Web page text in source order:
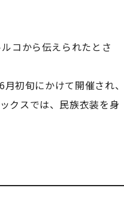
コから伝えられたとさ
初旬にかけて開催され、
クスでは、民族衣装を身